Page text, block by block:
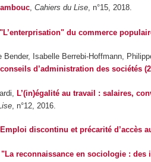
Cahiers du Lise , n°15, 2018.
"L’enterprisation" du commerce
Bender, Isabelle Berrebi-Hoffmann,
d’administration des sociétés
L’(in)égalité au travail : salaires,
, n°12, 2016.
Emploi discontinu et précarité d’accès
"La reconnaissance en sociologie :